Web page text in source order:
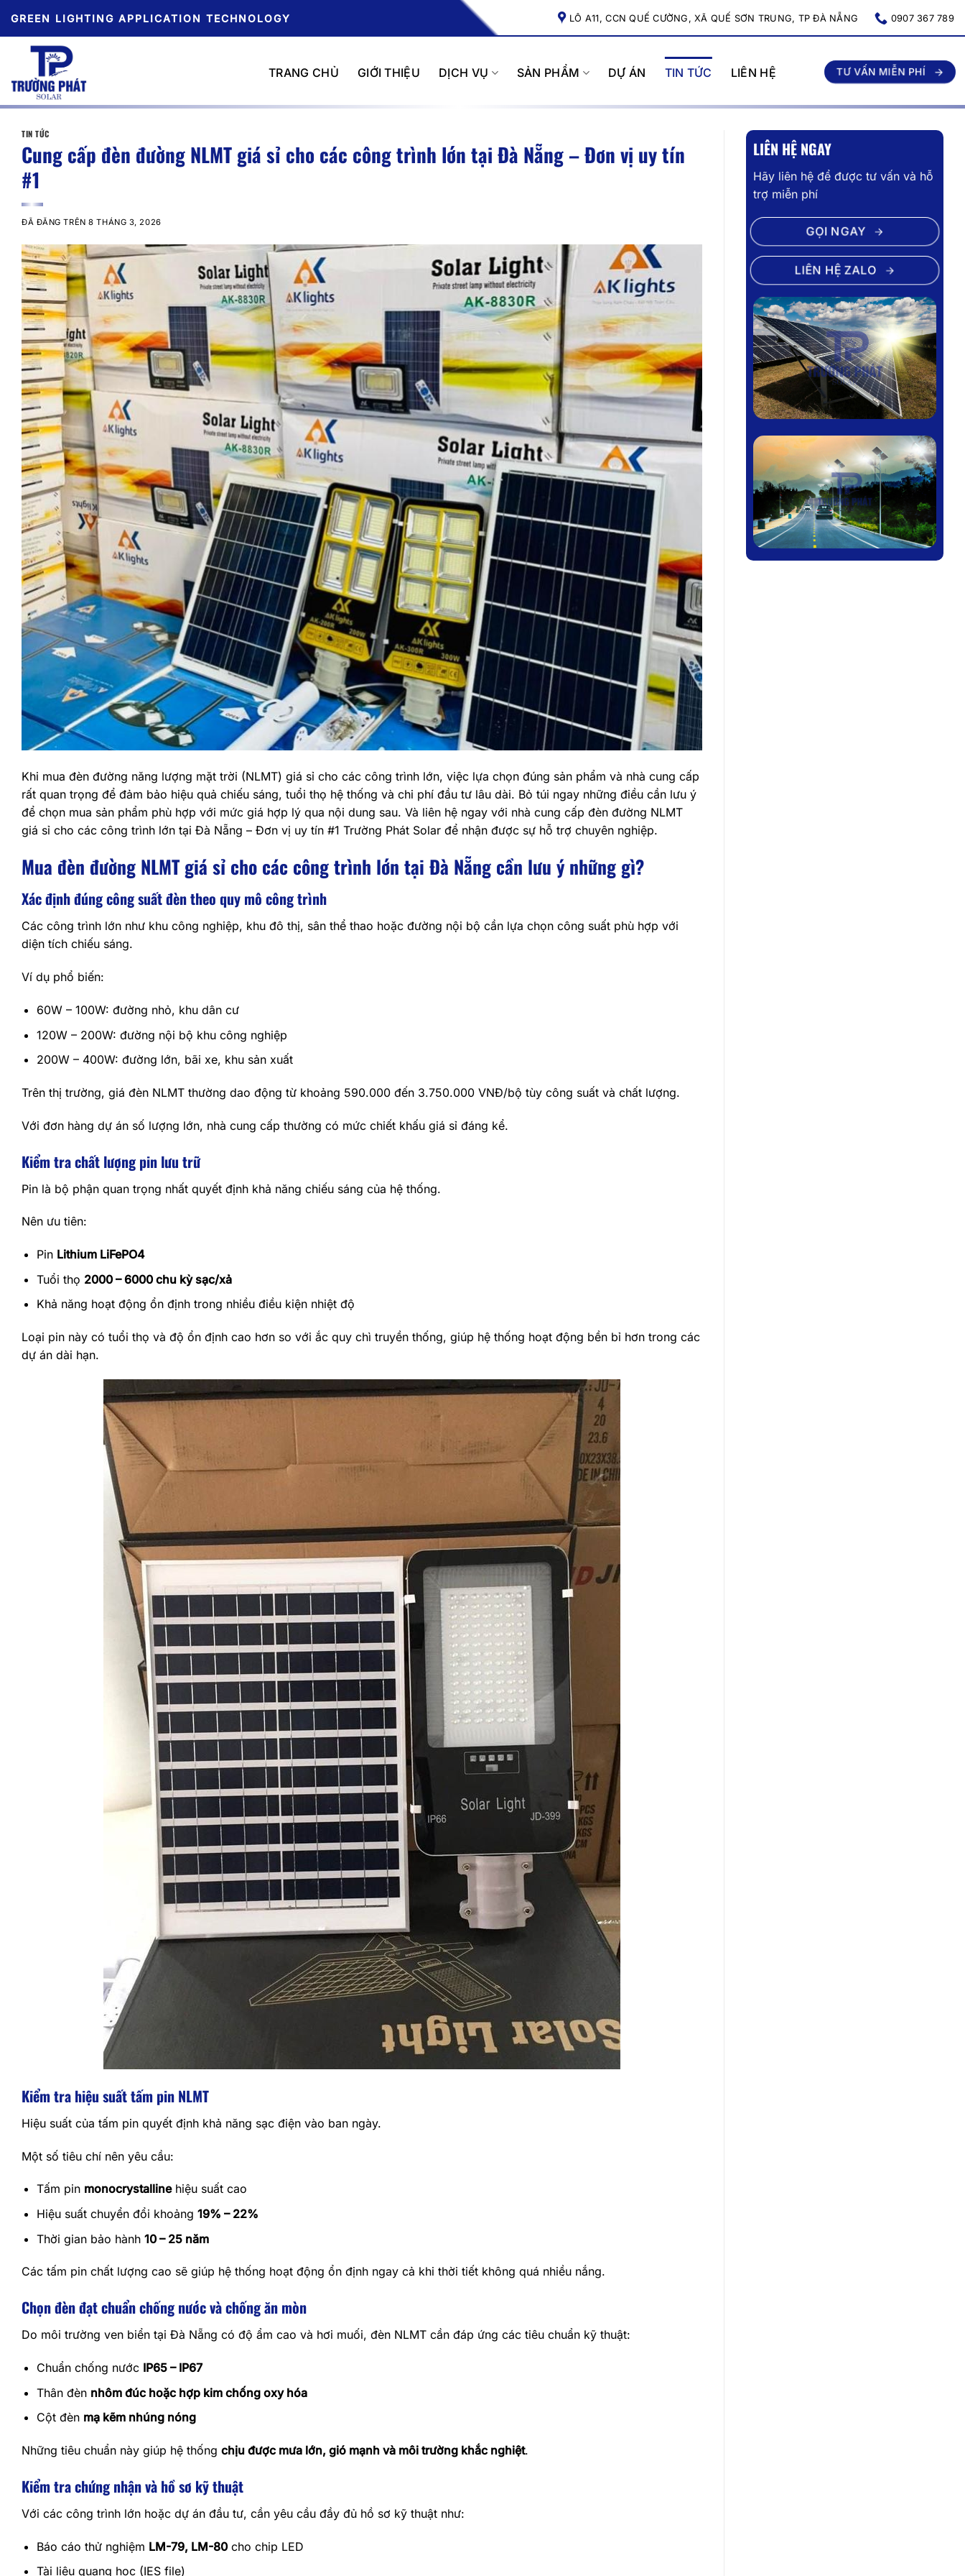
đến
GREEN LIGHTING APPLICATION TECHNOLOGY LÔ A11, CCN QUẾ CƯỜNG, XÃ QUẾ SƠN TRUNG, TP ĐÀ NẴNG 0907 367 789
TRANG CHỦ GIỚI THIỆU DỊCH VỤ SẢN PHẨM DỰ ÁN TIN TỨC LIÊN HỆ TƯ VẤN MIỄN PHÍ
TIN TỨC
Cung cấp đèn đường NLMT giá sỉ cho các công trình lớn tại Đà Nẵng – Đơn vị uy tín
#1
ĐÃ ĐĂNG TRÊN8 THÁNG 3, 2026
Khi mua đèn đường năng lượng mặt trời (NLMT) giá sỉ cho các công trình lớn, việc lựa chọn đúng sản phẩm và nhà cung cấp
rất quan trọng để đảm bảo hiệu quả chiếu sáng, tuổi thọ hệ thống và chi phí đầu tư lâu dài. Bỏ túi ngay những điều cần lưu ý
để chọn mua sản phẩm phù hợp với mức giá hợp lý qua nội dung sau. Và liên hệ ngay với nhà cung cấp đèn đường NLMT
giá sỉ cho các công trình lớn tại Đà Nẵng – Đơn vị uy tín #1 Trường Phát Solar để nhận được sự hỗ trợ chuyên nghiệp.
Mua đèn đường NLMT giá sỉ cho các công trình lớn tại Đà Nẵng cần lưu ý những gì?
Xác định đúng công suất đèn theo quy mô công trình
Các công trình lớn như khu công nghiệp, khu đô thị, sân thể thao hoặc đường nội bộ cần lựa chọn công suất phù hợp với
diện tích chiếu sáng.
Ví dụ phổ biến:
60W – 100W: đường nhỏ, khu dân cư
120W – 200W: đường nội bộ khu công nghiệp
200W – 400W: đường lớn, bãi xe, khu sản xuất
Trên thị trường, giá đèn NLMT thường dao động từ khoảng 590.000 đến 3.750.000 VNĐ/bộ tùy công suất và chất lượng.
Với đơn hàng dự án số lượng lớn, nhà cung cấp thường có mức chiết khấu giá sỉ đáng kể.
Kiểm tra chất lượng pin lưu trữ
Pin là bộ phận quan trọng nhất quyết định khả năng chiếu sáng của hệ thống.
Nên ưu tiên:
Pin Lithium LiFePO4
Tuổi thọ 2000 – 6000 chu kỳ sạc/xả
Khả năng hoạt động ổn định trong nhiều điều kiện nhiệt độ
Loại pin này có tuổi thọ và độ ổn định cao hơn so với ắc quy chì truyền thống, giúp hệ thống hoạt động bền bỉ hơn trong các
dự án dài hạn.
Kiểm tra hiệu suất tấm pin NLMT
Hiệu suất của tấm pin quyết định khả năng sạc điện vào ban ngày.
Một số tiêu chí nên yêu cầu:
Tấm pin monocrystallinehiệu suất cao
Hiệu suất chuyển đổi khoảng 19% – 22%
Thời gian bảo hành 10 – 25 năm
Các tấm pin chất lượng cao sẽ giúp hệ thống hoạt động ổn định ngay cả khi thời tiết không quá nhiều nắng.
Chọn đèn đạt chuẩn chống nước và chống ăn mòn
Do môi trường ven biển tại Đà Nẵng có độ ẩm cao và hơi muối, đèn NLMT cần đáp ứng các tiêu chuẩn kỹ thuật:
Chuẩn chống nước IP65 – IP67
Thân đèn nhôm đúc hoặc hợp kim chống oxy hóa
Cột đèn mạ kẽm nhúng nóng
Những tiêu chuẩn này giúp hệ thống chịu được mưa lớn, gió mạnh và môi trường khắc nghiệt.
Kiểm tra chứng nhận và hồ sơ kỹ thuật
Với các công trình lớn hoặc dự án đầu tư, cần yêu cầu đầy đủ hồ sơ kỹ thuật như:
Báo cáo thử nghiệm LM-79, LM-80cho chip LED
Tài liệu quang học (IES file)
LIÊN HỆ NGAY
Hãy liên hệ để được tư vấn và hỗ
trợ miễn phí
GỌI NGAY
LIÊN HỆ ZALO